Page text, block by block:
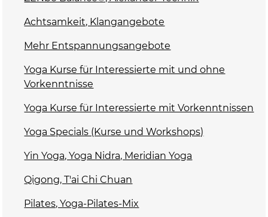
Achtsamkeit, Klangangebote
Mehr Entspannungsangebote
Yoga Kurse für Interessierte mit und ohne
Vorkenntnisse
Yoga Kurse für Interessierte mit Vorkenntnissen
Yoga Specials (Kurse und Workshops)
Yin Yoga, Yoga Nidra, Meridian Yoga
Qigong, T'ai Chi Chuan
Pilates, Yoga-Pilates-Mix